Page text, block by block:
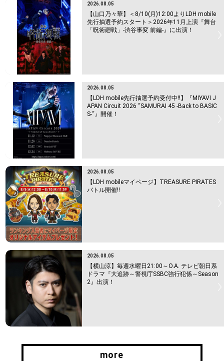
2026.08.05
【山口乃々華】＜8/10(月)12:00よりLDH mobile
先行抽選予約スタート＞2026年11月上演『舞台
「呪術廻戦」-渋谷事変 前編-』に出演！
2026.08.05
【LDH mobile先行抽選予約受付中!!】『MIYAVI J
APAN Circuit 2026 “SAMURAI 45 -Back to BASIC
S-“』開催！
2026.08.05
【LDH mobileマイページ】TREASURE PIRATES
バトル開催!!
2026.08.05
【横山涼】毎週水曜日21:00～O.A. テレビ朝日系
ドラマ『大追跡～警視庁SSBC強行犯係～Season
2』出演！
more